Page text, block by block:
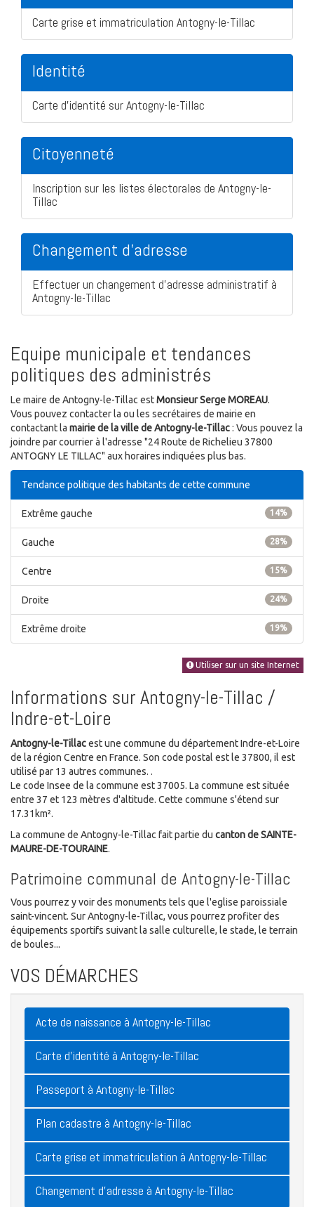
Carte grise et immatriculation Antogny-le-Tillac
Identité
Carte d'identité sur Antogny-le-Tillac
Citoyenneté
Inscription sur les listes électorales de Antogny-le-
Tillac
Changement d'adresse
Effectuer un changement d'adresse administratif à
Antogny-le-Tillac
Equipe municipale et tendances
politiques des administrés
Le maire de Antogny-le-Tillac estMonsieur Serge MOREAU.
Vous pouvez contacter la ou les secrétaires de mairie en
contactant la mairie de la ville de Antogny-le-Tillac: Vous pouvez la
joindre par courrier à l'adresse "24 Route de Richelieu 37800
ANTOGNY LE TILLAC" aux horaires indiquées plus bas.
Tendance politique des habitants de cette commune
14%
Extrême gauche
28%
Gauche
15%
Centre
24%
Droite
19%
Extrême droite
Utiliser sur un site Internet
Informations sur Antogny-le-Tillac /
Indre-et-Loire
Antogny-le-Tillacest une commune du département Indre-et-Loire
de la région Centre en France. Son code postal est le 37800, il est
utilisé par 13 autres communes. .
Le code Insee de la commune est 37005. La commune est située
entre 37 et 123 mètres d'altitude. Cette commune s'étend sur
17.31km².
La commune de Antogny-le-Tillac fait partie du canton de SAINTE-
MAURE-DE-TOURAINE.
Patrimoine communal de Antogny-le-Tillac
Vous pourrez y voir des monuments tels que l'eglise paroissiale
saint-vincent. Sur Antogny-le-Tillac, vous pourrez profiter des
équipements sportifs suivant la salle culturelle, le stade, le terrain
de boules...
VOS DÉMARCHES
Acte de naissance à Antogny-le-Tillac
Carte d'identité à Antogny-le-Tillac
Passeport à Antogny-le-Tillac
Plan cadastre à Antogny-le-Tillac
Carte grise et immatriculation à Antogny-le-Tillac
Changement d'adresse à Antogny-le-Tillac